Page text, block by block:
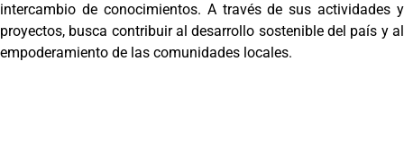
intercambio de conocimientos. A través de sus actividades y
proyectos, busca contribuir al desarrollo sostenible del país y al
empoderamiento de las comunidades locales.